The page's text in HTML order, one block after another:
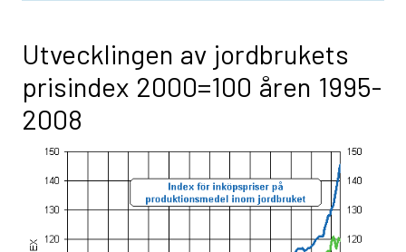
Utvecklingen av jordbrukets
prisindex 2000=100 åren 1995-
2008